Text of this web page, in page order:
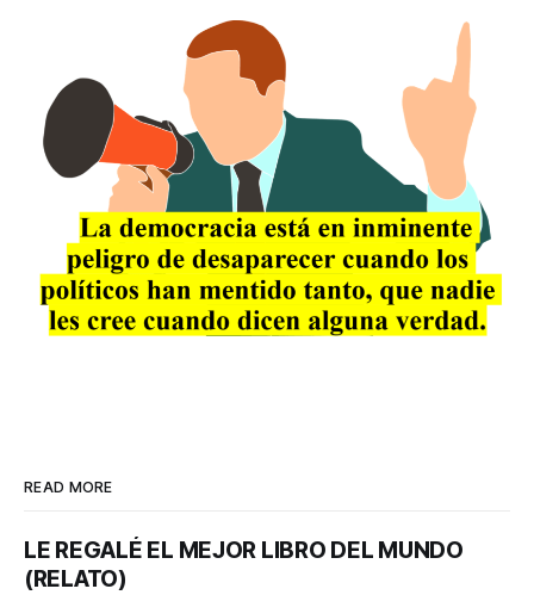
READ MORE
LE REGALÉ EL MEJOR LIBRO DEL MUNDO
(RELATO)